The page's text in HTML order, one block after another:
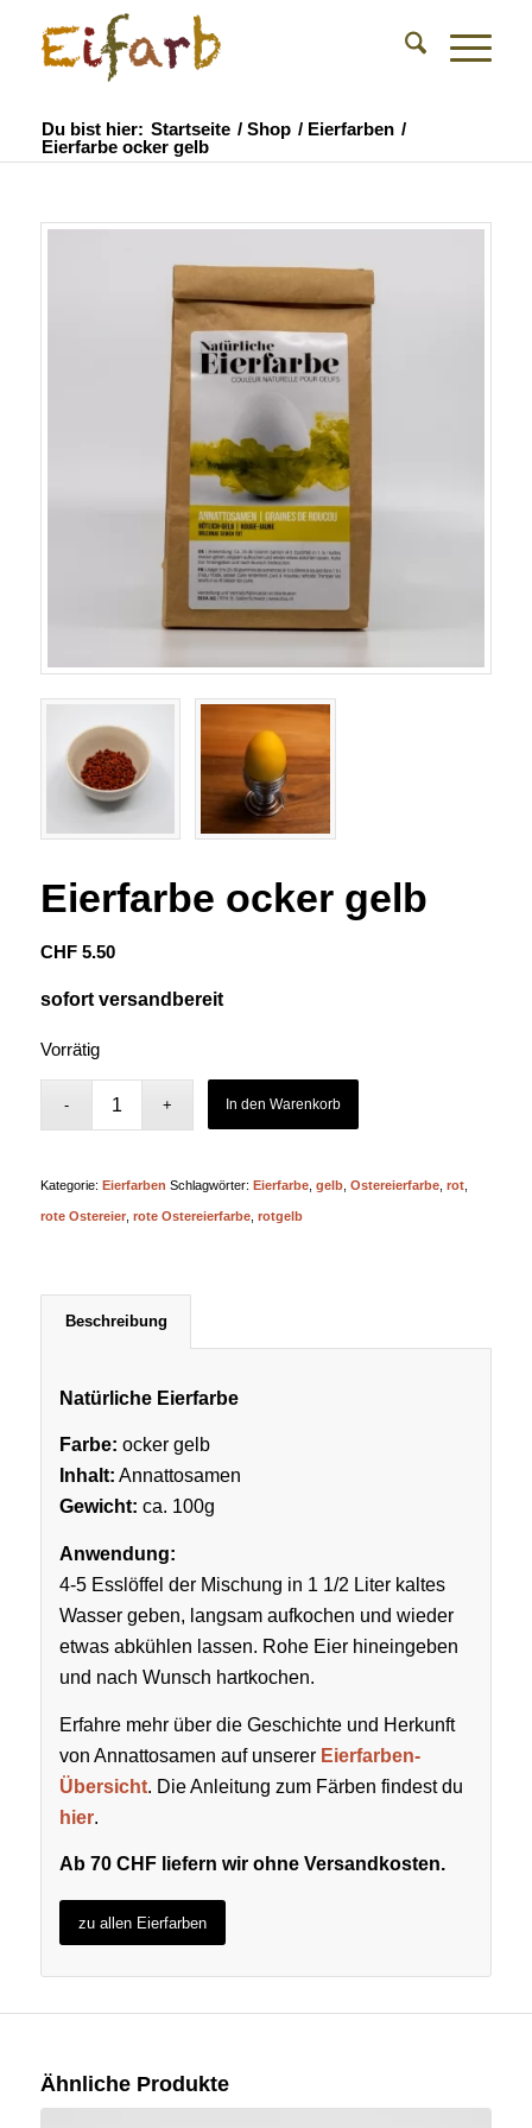
Du bist hier: Startseite / Shop / Eierfarben /
Eierfarbe ocker gelb
Eierfarbe ocker gelb
CHF5.50
sofort versandbereit
Vorrätig
In den Warenkorb
Kategorie: Eierfarben Schlagwörter: Eierfarbe, gelb, Ostereierfarbe, rot,
rote Ostereier, rote Ostereierfarbe, rotgelb
Beschreibung
Natürliche Eierfarbe
Farbe: ocker gelb
Inhalt: Annattosamen
Gewicht: ca. 100g
Anwendung:
4-5 Esslöffel der Mischung in 1 1/2 Liter kaltes
Wasser geben, langsam aufkochen und wieder
etwas abkühlen lassen. Rohe Eier hineingeben
und nach Wunsch hartkochen.
Erfahre mehr über die Geschichte und Herkunft
von Annattosamen auf unserer Eierfarben-
Übersicht. Die Anleitung zum Färben findest du
hier.
Ab 70 CHF liefern wir ohne Versandkosten.
zu allen Eierfarben
Ähnliche Produkte